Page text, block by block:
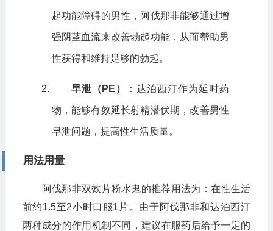
起功能障碍的男性，阿伐那非能够通过增
强阴茎血流来改善勃起功能，从而帮助男
性获得和维持足够的勃起。
早泄（PE） ：达泊西汀作为延时药
物，能够有效延长射精潜伏期，改善男性
早泄问题，提高性生活质量。
用法用量
阿伐那非双效片粉水鬼的推荐用法为：在性生活
前约1.5至2小时口服1片。由于阿伐那非和达泊西汀
两种成分的作用机制不同，建议在服药后给予一定的